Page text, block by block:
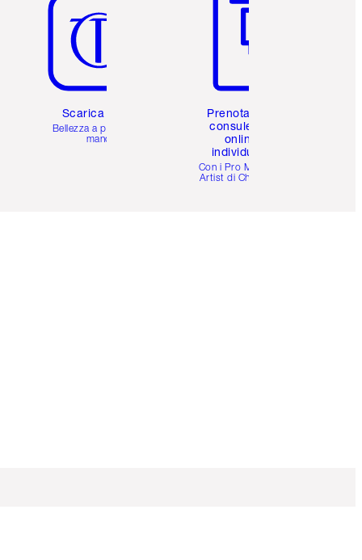
Scarica l'app
Bellezza a portata di
mano
Prenota una
consulenza
online
individuale
Con i Pro Make-up
Artist di Charlotte.